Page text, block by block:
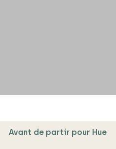
Avant de partir pour Hue